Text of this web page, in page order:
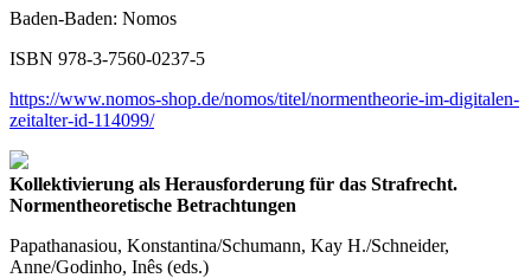
Baden-Baden: Nomos
ISBN 978-3-7560-0237-5
https://www.nomos-shop.de/nomos/titel/normentheorie-im-digitalen-
zeitalter-id-114099/
Kollektivierung als Herausforderung für das Strafrecht.
Normentheoretische Betrachtungen
Papathanasiou, Konstantina/Schumann, Kay H./Schneider,
Anne/Godinho, Inês (eds.)